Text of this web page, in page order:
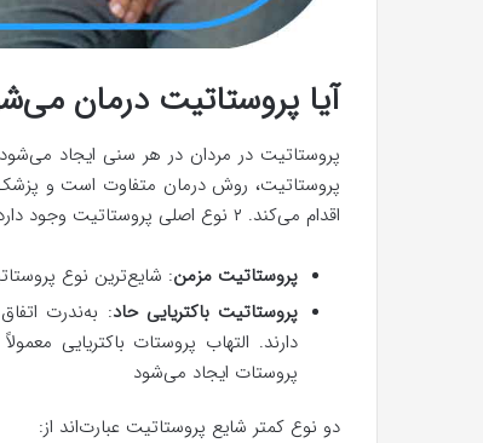
آیا پروستاتیت درمان
پروستاتیت، روش درمان متفاوت است و
اقدام می‌کند. ۲ نوع اصلی پروستاتیت وجود دارد:
پروستاتیت مزمن: شایع‌ترین نوع
پروستاتیت باکتریایی حاد: به‌ندرت
دارند. التهاب پروستات باکتریایی
پروستات ایجاد می‌شود
دو نوع کمتر شایع پروستاتیت عبارت‌اند از: